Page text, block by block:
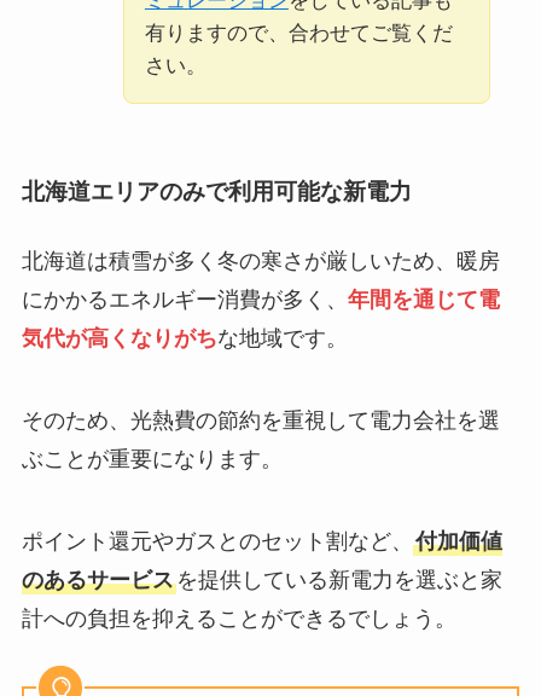
有りますので、合わせてご覧くだ
さい。
北海道エリアのみで利用可能な新電力
北海道は積雪が多く冬の寒さが厳しいため、暖房
にかかるエネルギー消費が多く、 年間を通じて電
気代が高くなりがちな地域です。
そのため、光熱費の節約を重視して電力会社を選
ぶことが重要になります。
ポイント還元やガスとのセット割など、 付加価値
のあるサービスを提供している新電力を選ぶと家
計への負担を抑えることができるでしょう。